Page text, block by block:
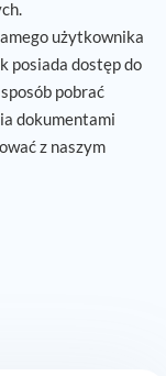
użytkownika
posiada dostęp do
pobrać
dokumentami
z naszym